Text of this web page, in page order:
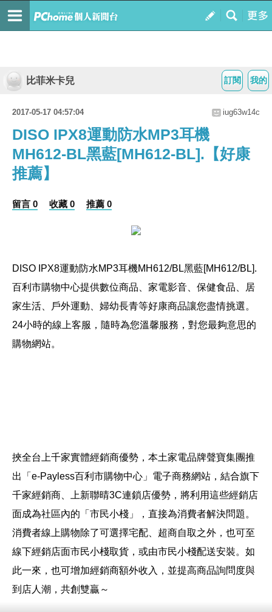
我的
訂閱
比菲米卡兒
2017-05-17 04:57:04 iug63w14c
DISO IPX8運動防水MP3耳機
MH612-BL黑藍[MH612-BL].【好康
推薦】
留言 0 收藏 0 推薦 0
DISO IPX8運動防水MP3耳機MH612/BL黑藍[MH612/BL].
百利市購物中心提供數位商品、家電影音、保健食品、居
家生活、戶外運動、婦幼長青等好康商品讓您盡情挑選。
24小時的線上客服，隨時為您溫馨服務，對您最夠意思的
購物網站。
挾全台上千家實體經銷商優勢，本土家電品牌聲寶集團推
出「e-Payless百利市購物中心」電子商務網站，結合旗下
千家經銷商、上新聯晴3C連鎖店優勢，將利用這些經銷店
面成為社區內的「市民小棧」，直接為消費者解決問題。
消費者線上購物除了可選擇宅配、超商自取之外，也可至
線下經銷店面市民小棧取貨，或由市民小棧配送安裝。如
此一來，也可增加經銷商額外收入，並提高商品詢問度與
到店人潮，共創雙贏～